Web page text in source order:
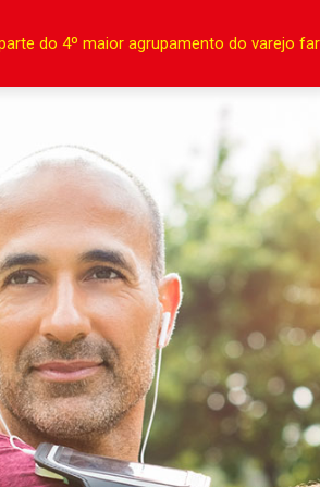
do 4º maior agrupamento do varejo